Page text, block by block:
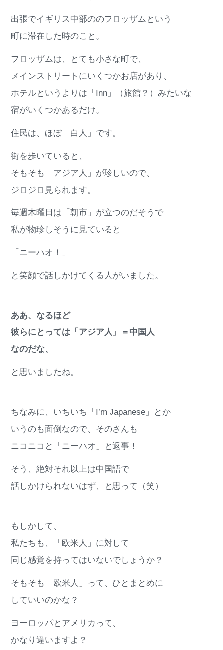
出張でイギリス中部ののフロッザムという
町に滞在した時のこと。
フロッザムは、とても小さな町で、
メインストリートにいくつかお店があり、
ホテルというよりは「Inn」（旅館？）みたいな
宿がいくつかあるだけ。
住民は、ほぼ「白人」です。
街を歩いていると、
そもそも「アジア人」が珍しいので、
ジロジロ見られます。
毎週木曜日は「朝市」が立つのだそうで
私が物珍しそうに見ていると
「ニーハオ！」
と笑顔で話しかけてくる人がいました。
ああ、なるほど
彼らにとっては「アジア人」＝中国人
なのだな、
と思いましたね。
ちなみに、いちいち「I’m Japanese」とか
いうのも面倒なので、そのさんも
ニコニコと「ニーハオ」と返事！
そう、絶対それ以上は中国語で
話しかけられないはず、と思って（笑）
もしかして、
私たちも、「欧米人」に対して
同じ感覚を持ってはいないでしょうか？
そもそも「欧米人」って、ひとまとめに
していいのかな？
ヨーロッパとアメリカって、
かなり違いますよ？